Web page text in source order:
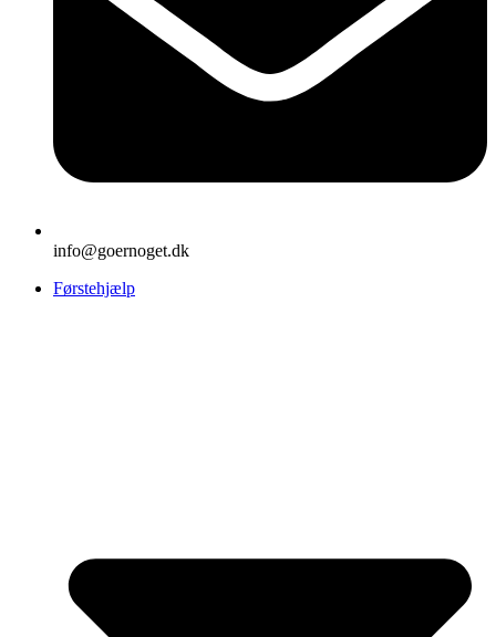
info@goernoget.dk
Førstehjælp